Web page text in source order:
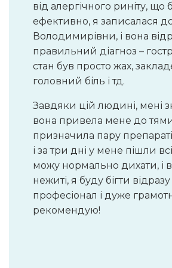
від алергічного риніту, що
ефективно, я записалася
Володимирівни, і вона
правильний діагноз –
стан був просто жах,
головний біль і тд.
Завдяки цій людині, мені
вона привела мене до
призначила пару
і за три дні у мене пішли
можу нормально дихати, і
нежиті, я буду бігти
професіонал і дуже
рекомендую!